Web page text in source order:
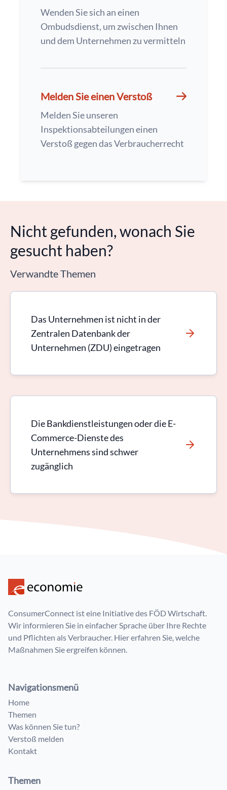
Wenden Sie sich an einen
Ombudsdienst, um zwischen Ihnen
und dem Unternehmen zu vermitteln
Melden Sie einen Verstoß
Melden Sie unseren
Inspektionsabteilungen einen
Verstoß gegen das Verbraucherrecht
Nicht gefunden, wonach Sie
gesucht haben?
Verwandte Themen
Das Unternehmen ist nicht in der
Zentralen Datenbank der
Unternehmen (ZDU) eingetragen
Die Bankdienstleistungen oder die E-
Commerce-Dienste des
Unternehmens sind schwer
zugänglich
ConsumerConnect ist eine Initiative des FÖD Wirtschaft.
Wir informieren Sie in einfacher Sprache über Ihre Rechte
und Pflichten als Verbraucher. Hier erfahren Sie, welche
Maßnahmen Sie ergreifen können.
Navigationsmenü
Home
Themen
Was können Sie tun?
Verstoß melden
Kontakt
Themen